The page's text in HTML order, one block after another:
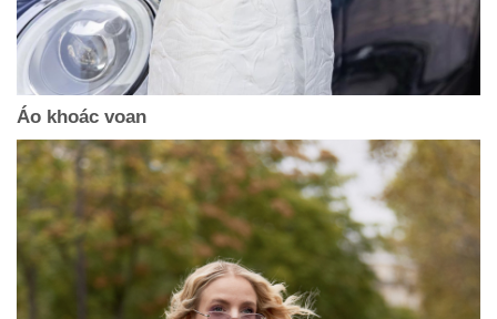
Áo khoác voan